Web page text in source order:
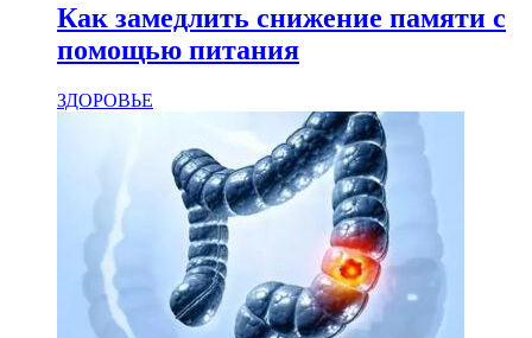
Как замедлить снижение памяти с
помощью питания
ЗДОРОВЬЕ